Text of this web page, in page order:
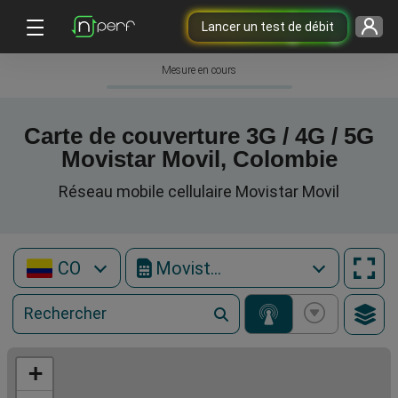
Lancer un test de débit
Mesure en cours
Carte de couverture 3G / 4G / 5G
Movistar Movil, Colombie
Réseau mobile cellulaire Movistar Movil
CO Movistar Movil
+